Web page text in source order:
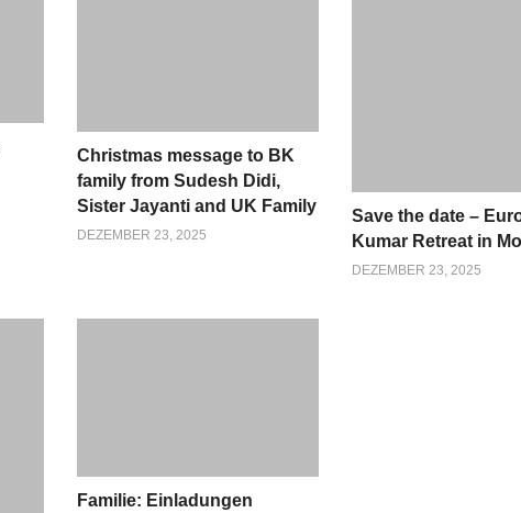
Christmas message to BK
family from Sudesh Didi,
Sister Jayanti and UK Family
DEZEMBER 23, 2025
Save the date –
Kumar Retreat in
DEZEMBER 23, 2025
Familie: Einladungen